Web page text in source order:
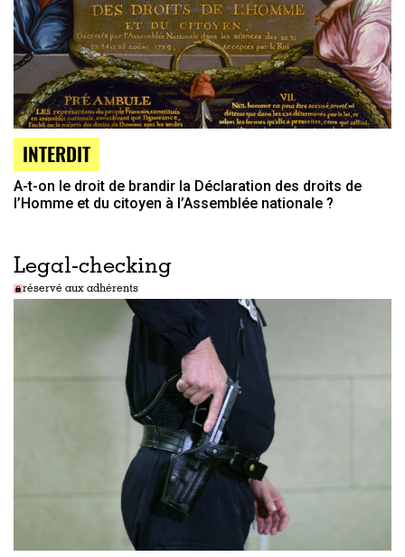
INTERDIT
A-t-on le droit de brandir la Déclaration des droits de
l’Homme et du citoyen à l’Assemblée nationale ?
Legal-checking
réservé aux adhérents